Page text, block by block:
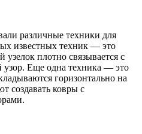
различные техники для
известных техник — это
узелок плотно связывается с
узор. Еще одна техника — это
горизонтально на
создавать ковры с